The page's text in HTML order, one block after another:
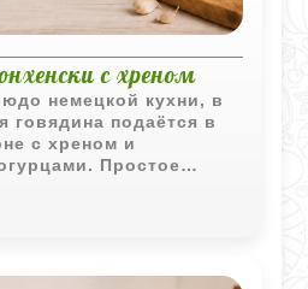
с хреном
немецкой кухни, в
говядина подаётся в
с хреном и
Простое
создаёт
насыщенный вкус.